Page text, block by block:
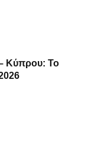
Κύπρου: Το